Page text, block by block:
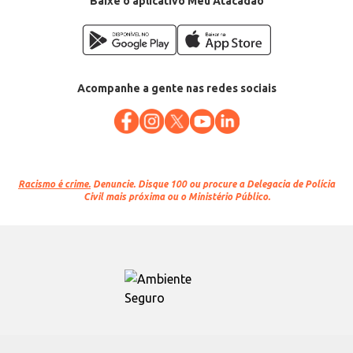
Acompanhe a gente nas redes sociais
Racismo é crime. Denuncie. Disque 100 ou procure a Delegacia de Polícia
Civil mais próxima ou o Ministério Público.